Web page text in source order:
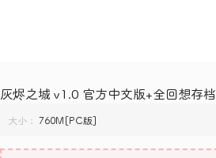
灰烬之城 v1.0 官方中文版+全回想存档
大小： 760M[PC版]